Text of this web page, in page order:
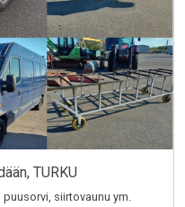
TURKU
siirtovaunu ym.